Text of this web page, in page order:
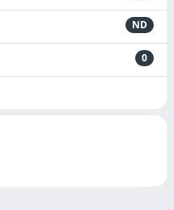
ND
0